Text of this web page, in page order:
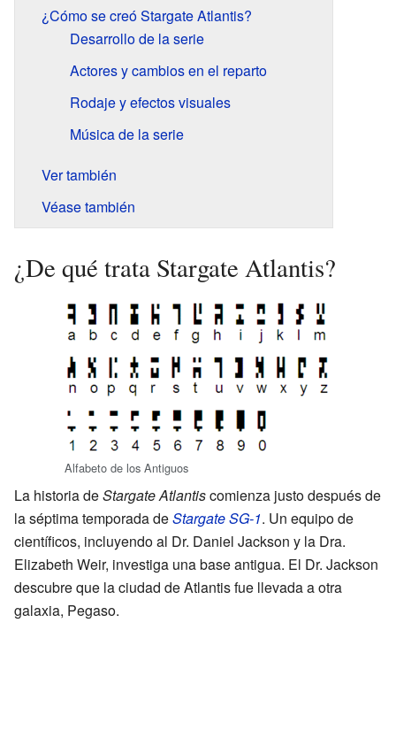
¿Cómo se creó Stargate Atlantis?
Desarrollo de la serie
Actores y cambios en el reparto
Rodaje y efectos visuales
Música de la serie
Ver también
Véase también
¿De qué trata Stargate Atlantis?
Alfabeto de los Antiguos
La historia deStargate Atlantiscomienza justo después de
la séptima temporada deStargate SG-1. Un equipo de
científicos, incluyendo al Dr. Daniel Jackson y la Dra.
Elizabeth Weir, investiga una base antigua. El Dr. Jackson
descubre que la ciudad de Atlantis fue llevada a otra
galaxia, Pegaso.